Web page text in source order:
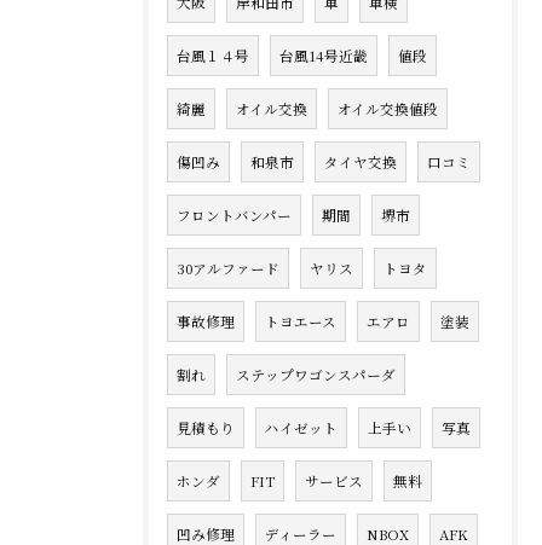
台風１４号 台風14号近畿 値段
綺麗 オイル交換 オイル交換値段
傷凹み 和泉市 タイヤ交換 口コミ
フロントバンパー 期間 堺市
30アルファード ヤリス トヨタ
事故修理 トヨエース エアロ 塗装
割れ ステップワゴンスパーダ
見積もり ハイゼット 上手い 写真
ホンダ FIT サービス 無料
凹み修理 ディーラー NBOX AFK